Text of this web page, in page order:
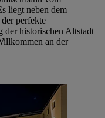
liegt neben dem
perfekte
der historischen Altstadt
an der